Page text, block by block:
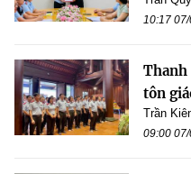
10:17
Thanh
tôn
Trần
09:00